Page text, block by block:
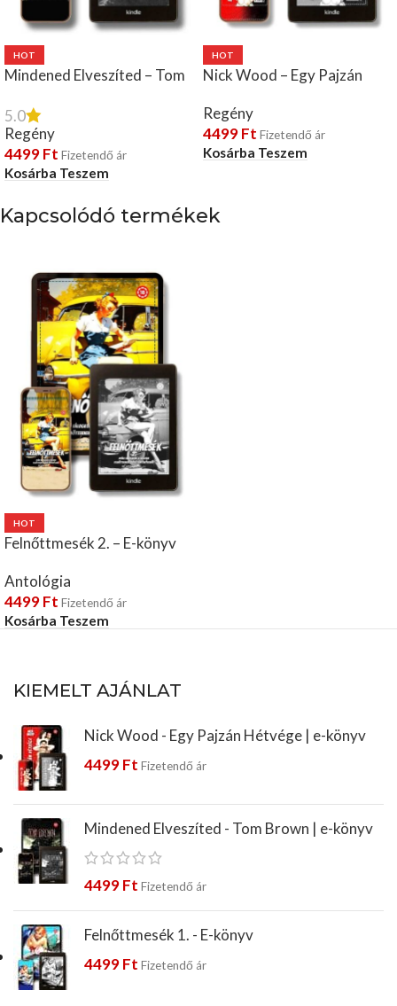
HOT
Mindened Elveszíted – Tom
5.0
Regény
4499Ft Fizetendő ár
Kosárba Teszem
HOT
Nick Wood – Egy Pajzán
Regény
4499Ft Fizetendő ár
Kosárba Teszem
Kapcsolódó termékek
HOT
Felnőttmesék 2. – E-könyv
Antológia
4499Ft Fizetendő ár
Kosárba Teszem
KIEMELT AJÁNLAT
Nick Wood - Egy Pajzán Hétvége | e-könyv
4499Ft Fizetendő ár
Mindened Elveszíted - Tom Brown | e-könyv
4499Ft Fizetendő ár
Felnőttmesék 1. - E-könyv
4499Ft Fizetendő ár